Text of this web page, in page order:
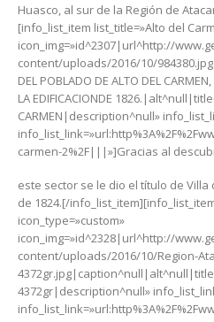
Huasco, al sur de la Región de
[info_list_item list_title=»Alto del
icon_img=»id^2307|url^http://
content/uploads/2016/10/
DEL POBLADO DE ALTO DEL
LA EDIFICACIONDE
CARMEN|description^null»
carmen-2%2F|||»]Gracias al
este sector se le dio el título de Villa
de 1824.[/
icon_type=»custom»
icon_img=»id^2328|url^http://
content/uploads/2016/10/Region-
4372gr|description^null»